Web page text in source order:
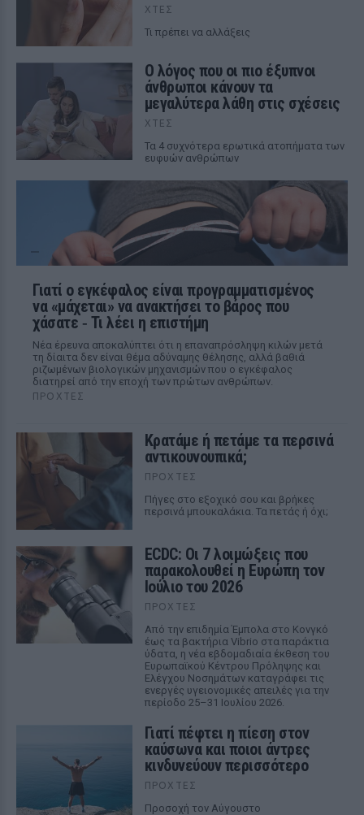
ΧΤΕΣ
Τι πρέπει να αλλάξεις
Ο λόγος που οι πιο έξυπνοι
άνθρωποι κάνουν τα
μεγαλύτερα λάθη στις σχέσεις
ΧΤΕΣ
Τα 4 συχνότερα ερωτικά ατοπήματα των
ευφυών ανθρώπων
Γιατί ο εγκέφαλος είναι προγραμματισμένος
να «μάχεται» να ανακτήσει το βάρος που
χάσατε ‑ Τι λέει η επιστήμη
Νέα έρευνα αποκαλύπτει ότι η επαναπρόσληψη κιλών μετά
τη δίαιτα δεν είναι θέμα αδύναμης θέλησης, αλλά βαθιά
ριζωμένων βιολογικών μηχανισμών που ο εγκέφαλος
διατηρεί από την εποχή των πρώτων ανθρώπων.
ΠΡΟΧΤΈΣ
Κρατάμε ή πετάμε τα περσινά
αντικουνουπικά;
ΠΡΟΧΤΈΣ
Πήγες στο εξοχικό σου και βρήκες
περσινά μπουκαλάκια. Τα πετάς ή όχι;
ECDC: Οι 7 λοιμώξεις που
παρακολουθεί η Ευρώπη τον
Ιούλιο του 2026
ΠΡΟΧΤΈΣ
Από την επιδημία Έμπολα στο Κονγκό
έως τα βακτήρια Vibrio στα παράκτια
ύδατα, η νέα εβδομαδιαία έκθεση του
Ευρωπαϊκού Κέντρου Πρόληψης και
Ελέγχου Νοσημάτων καταγράφει τις
ενεργές υγειονομικές απειλές για την
περίοδο 25–31 Ιουλίου 2026.
Γιατί πέφτει η πίεση στον
καύσωνα και ποιοι άντρες
κινδυνεύουν περισσότερο
ΠΡΟΧΤΈΣ
Προσοχή τον Αύγουστο